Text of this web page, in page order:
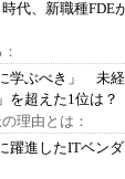
時代、新職種
学ぶべき」 未
を超えた1位は？
理由とは：
躍進したITベン